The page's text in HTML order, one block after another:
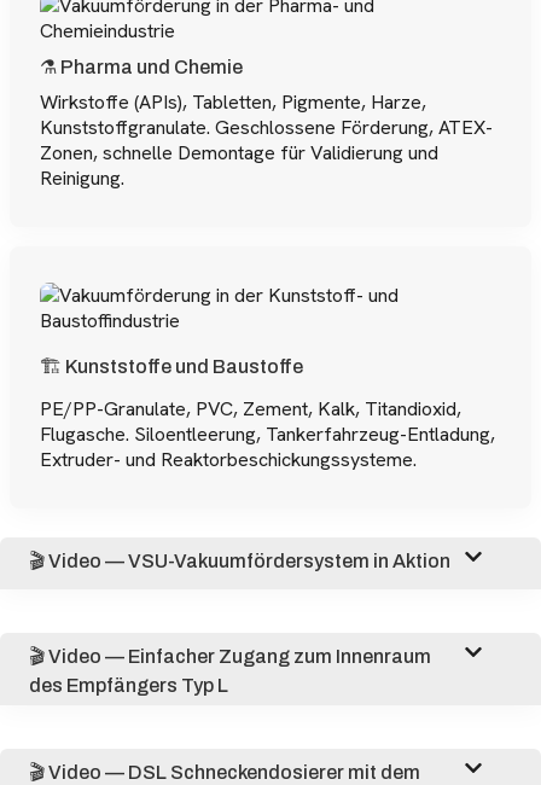
⚗️ Pharma und Chemie
Wirkstoffe (APIs), Tabletten, Pigmente, Harze,
Kunststoffgranulate. Geschlossene Förderung, ATEX-
Zonen, schnelle Demontage für Validierung und
Reinigung.
🏗️ Kunststoffe und Baustoffe
PE/PP-Granulate, PVC, Zement, Kalk, Titandioxid,
Flugasche. Siloentleerung, Tankerfahrzeug-Entladung,
Extruder- und Reaktorbeschickungssysteme.
🎬 Video — VSU-Vakuumfördersystem in Aktion
🎬 Video — Einfacher Zugang zum Innenraum
des Empfängers Typ L
🎬 Video — DSL Schneckendosierer mit dem